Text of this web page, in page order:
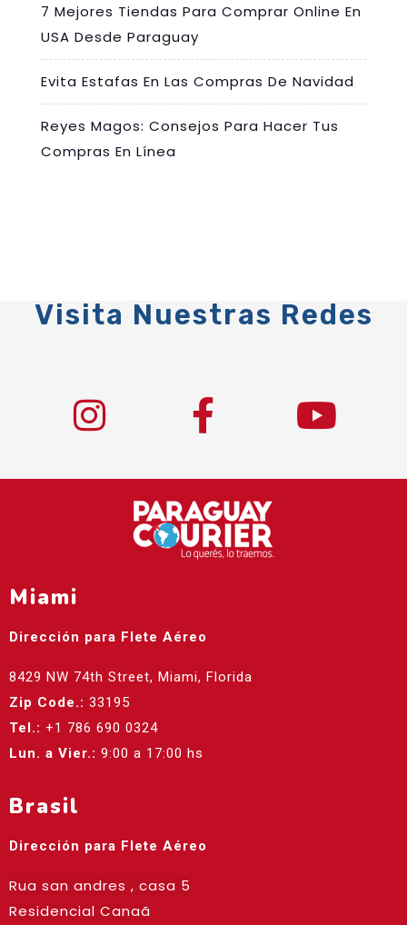
7 Mejores Tiendas Para Comprar Online En
USA Desde Paraguay
Evita Estafas En Las Compras De Navidad
Reyes Magos: Consejos Para Hacer Tus
Compras En Línea
Visita Nuestras Redes
Miami
Dirección para Flete Aéreo
8429 NW 74th Street, Miami, Florida
Zip Code.: 33195
Tel.: +1 786 690 0324
Lun. a Vier.: 9:00 a 17:00 hs
Brasil
Dirección para Flete Aéreo
Rua san andres , casa 5
Residencial Canaã